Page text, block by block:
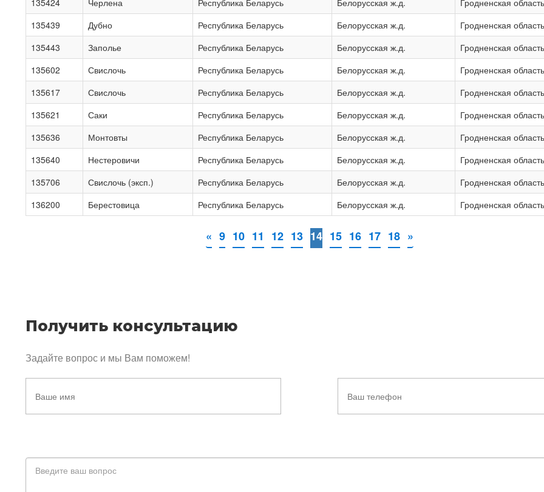
135424
Черлена Республика Беларусь Белорусская ж.д.
Гродненская область
135439
Дубно Республика Беларусь Белорусская ж.д.
Гродненская область
135443
Заполье Республика Беларусь Белорусская ж.д.
Гродненская область
135602
Свислочь Республика Беларусь Белорусская ж.д.
Гродненская область
135617
Свислочь Республика Беларусь Белорусская ж.д.
Гродненская область
135621
Саки Республика Беларусь Белорусская ж.д.
Гродненская область
135636
Монтовты Республика Беларусь Белорусская ж.д.
Гродненская область
135640
Нестеровичи Республика Беларусь Белорусская ж.д.
Гродненская область
135706
Свислочь (эксп.) Республика Беларусь Белорусская ж.д.
Гродненская область
136200
Берестовица Республика Беларусь Белорусская ж.д. Гродненская область
« 9 10 11 12 13 14 15 16 17 18 »
Получить консультацию
Задайте вопрос и мы Вам поможем!